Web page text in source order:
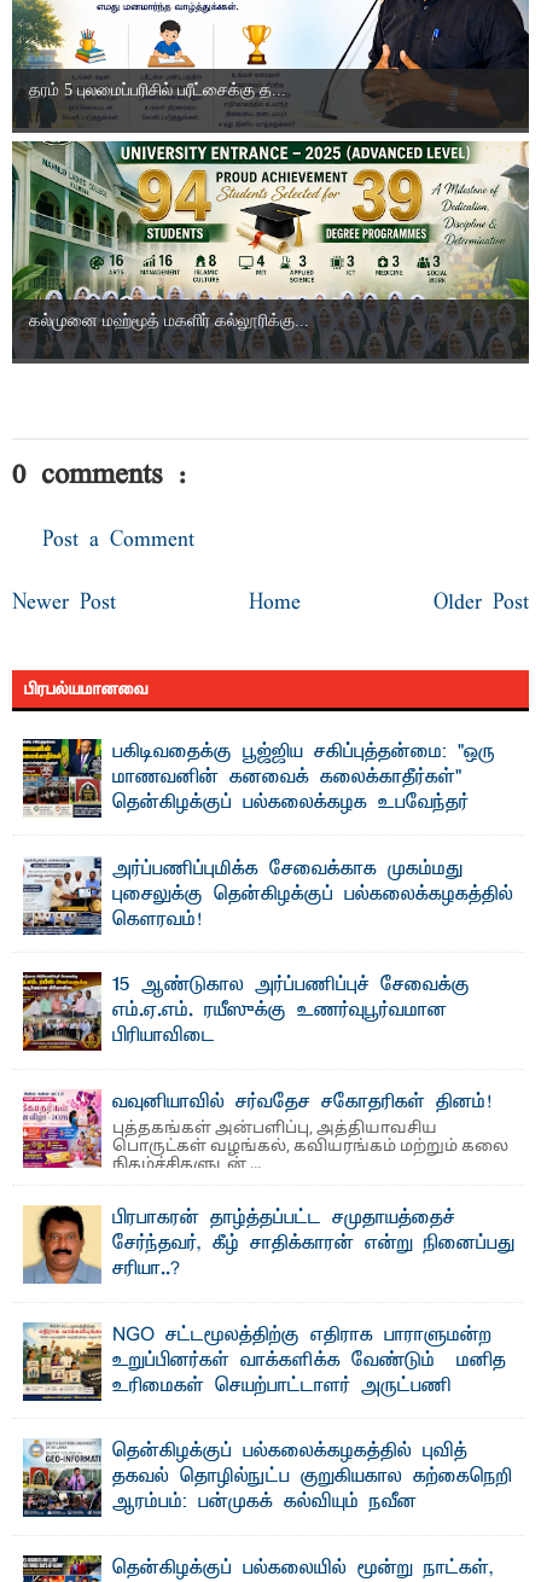
தரம் 5 புலமைப்பரிசில் பரீட்சைக்கு த...
கல்முனை மஹ்மூத் மகளிர் கல்லூரிக்கு...
0 comments :
Post a Comment
Newer Post Older Post
Home
பிரபல்யமானவை
பகிடிவதைக்கு பூஜ்ஜிய சகிப்புத்தன்மை: "ஒரு
மாணவனின் கனவைக் கலைக்காதீர்கள்" –
தென்கிழக்குப் பல்கலைக்கழக உபவேந்தர்
வலியுறுத்தல்
"ஒ ரு மாணவனின் அல்லது மாணவியின் கனவு என்னால்
கலைக்கப்படாது" என்ற உறுதியை ஒவ்வொரு மாணவரும் ...
அர்ப்பணிப்புமிக்க சேவைக்காக முகம்மது
புசைலுக்கு தென்கிழக்குப் பல்கலைக்கழகத்தில்
கௌரவம்!
15 ஆண்டுகால அர்ப்பணிப்புச் சேவைக்கு
எம்.ஏ.எம். ரயீஸுக்கு உணர்வுபூர்வமான
பிரியாவிடை
வவுனியாவில் சர்வதேச சகோதரிகள் தினம்!
புத்தகங்கள் அன்பளிப்பு, அத்தியாவசிய
பொருட்கள் வழங்கல், கவியரங்கம் மற்றும் கலை
நிகழ்ச்சிகளுடன் ...
பிரபாகரன் தாழ்த்தப்பட்ட சமுதாயத்தைச்
சேர்ந்தவர், கீழ் சாதிக்காரன் என்று நினைப்பது
சரியா..?
NGO சட்டமூலத்திற்கு எதிராக பாராளுமன்ற
உறுப்பினர்கள் வாக்களிக்க வேண்டும் – மனித
உரிமைகள் செயற்பாட்டாளர் அருட்பணி
ஜே. எப். காமிலா பேகம்- இ லங்கை அரசாங்கம் அரசுசாரா
அமைப்புகள் (NGO) தொடர்பான புதிய சட்டமூலத்தை ...
தென்கிழக்குப் பல்கலைக்கழகத்தில் புவித்
தகவல் தொழில்நுட்ப குறுகியகால கற்கைநெறி
ஆரம்பம்: பன்முகக் கல்வியும் நவீன
பேராசிரியர் எம். எம். பாஸில்
தென்கிழக்குப் பல்கலையில் மூன்று நாட்கள்,